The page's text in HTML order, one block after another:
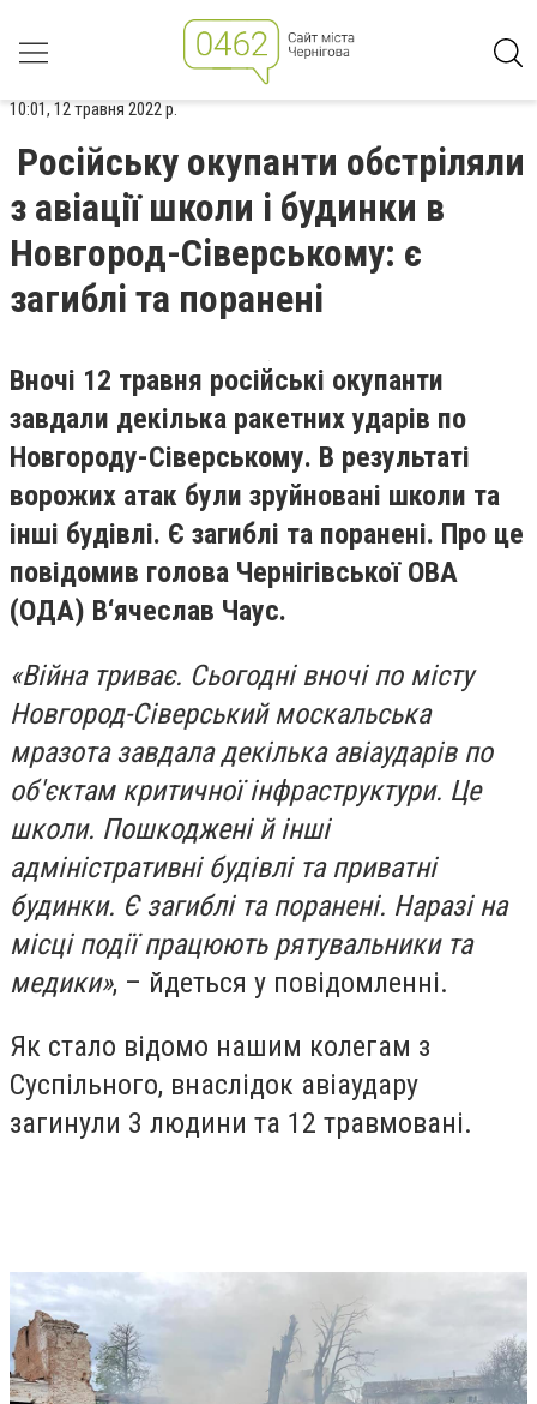
10:01, 12 травня 2022 р.
Російську окупанти обстріляли
з авіації школи і будинки в
Новгород-Сіверському: є
загиблі та поранені
Вночі 12 травня російські окупанти
завдали декілька ракетних ударів по
Новгороду-Сіверському. В результаті
ворожих атак були зруйновані школи та
інші будівлі. Є загиблі та поранені. Про це
повідомив голова Чернігівської ОВА
(ОДА) В‘ячеслав Чаус.
«Війна триває. Сьогодні вночі по місту
Новгород-Сіверський москальська
мразота завдала декілька авіаударів по
об'єктам критичної інфраструктури. Це
школи. Пошкоджені й інші
адміністративні будівлі та приватні
будинки. Є загиблі та поранені. Наразі на
місці події працюють рятувальники та
медики», – йдеться у повідомленні.
Як стало відомо нашим колегам з
Суспільного, внаслідок авіаудару
загинули 3 людини та 12 травмовані.